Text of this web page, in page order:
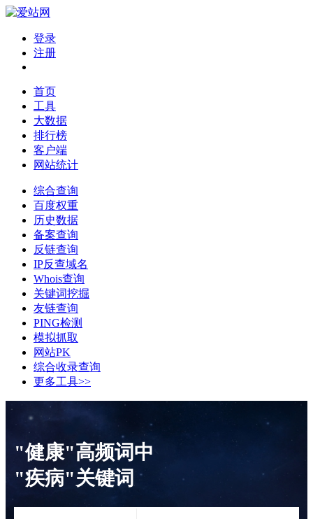
登录
注册
首页
工具
大数据
排行榜
客户端
网站统计
综合查询
百度权重
历史数据
备案查询
反链查询
IP反查域名
Whois查询
关键词挖掘
友链查询
PING检测
模拟抓取
网站PK
综合收录查询
更多工具>>
"健康"高频词中
"疾病"关键词